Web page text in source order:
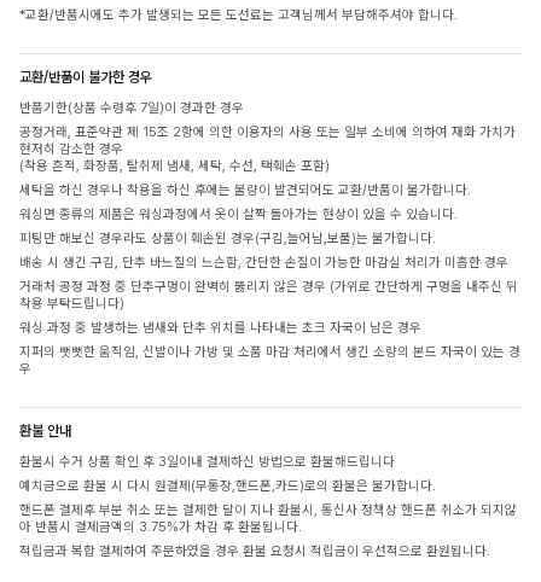
*교환/반품시에도 추가 발생되는 모든 도선료는 고객님께서 부담해주셔야 합니다.
교환/반품이 불가한 경우
반품기한(상품 수령후 7일)이 경과한 경우
공정거래, 표준약관 제 15조 2항에 의한 이용자의 사용 또는 일부 소비에 의하여 재화 가치가
현저히 감소한 경우
(착용 흔적, 화장품, 탈취제 냄새, 세탁, 수선, 택훼손 포함)
세탁을 하신 경우나 착용을 하신 후에는 불량이 발견되어도 교환/반품이 불가합니다.
워싱면 종류의 제품은 워싱과정에서 옷이 살짝 돌아가는 현상이 있을 수 있습니다.
피팅만 해보신 경우라도 상품이 훼손된 경우(구김,늘어남,보풀)는 불가합니다.
배송 시 생긴 구김, 단추 바느질의 느슨함, 간단한 손질이 가능한 마감실 처리가 미흡한 경우
거래처 공정 과정 중 단추구멍이 완벽히 뚫리지 않은 경우 (가위로 간단하게 구멍을 내주신 뒤
착용 부탁드립니다)
워싱 과정 중 발생하는 냄새와 단추 위치를 나타내는 초크 자국이 남은 경우
지퍼의 뻣뻣한 움직임, 신발이나 가방 및 소품 마감 처리에서 생긴 소량의 본드 자국이 있는 경
우
환불 안내
환불시 수거 상품 확인 후 3일이내 결제하신 방법으로 환불해드립니다
예치금으로 환불 시 다시 원결제(무통장,핸드폰,카드)로의 환불은 불가합니다.
핸드폰 결제후 부분 취소 또는 결제한 달이 지나 환불시, 통신사 정책상 핸드폰 취소가 되지않
아 반품시 결제금액의 3.75%가 차감 후 환불됩니다.
적립금과 복합 결제하여 주문하였을 경우 환불 요청시 적립금이 우선적으로 환원됩니다.